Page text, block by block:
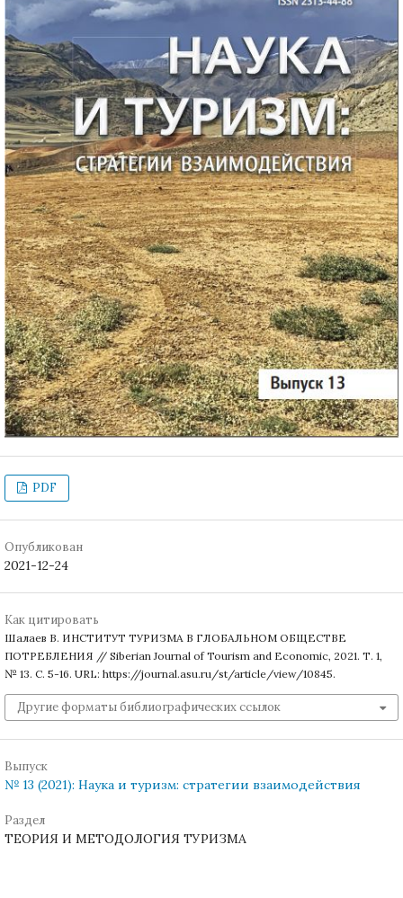
PDF
Опубликован
2021-12-24
Как цитировать
Шалаев В. ИНСТИТУТ ТУРИЗМА В ГЛОБАЛЬНОМ ОБЩЕСТВЕ
ПОТРЕБЛЕНИЯ // Siberian Journal of Tourism and Economic, 2021. Т. 1,
№ 13. С. 5-16. URL: https://journal.asu.ru/st/article/view/10845.
Другие форматы библиографических ссылок
Выпуск
№ 13 (2021): Наука и туризм: стратегии взаимодействия
Раздел
ТЕОРИЯ И МЕТОДОЛОГИЯ ТУРИЗМА